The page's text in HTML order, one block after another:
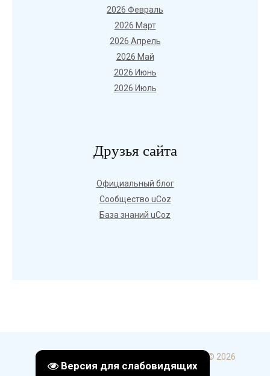
Версия для слабовидящих
2026 Февраль
2026 Март
2026 Апрель
2026 Май
2026 Июнь
2026 Июль
Друзья сайта
Официальный блог
Сообщество uCoz
База знаний uCoz
Copyright ГБПОУ УКИП и С в г. Стерлитамак © 2026
uCoz